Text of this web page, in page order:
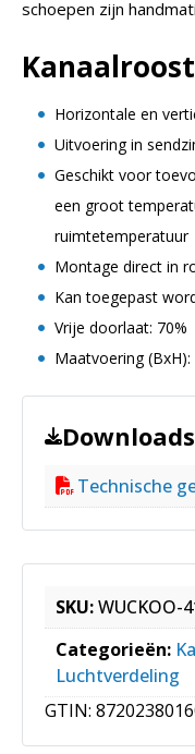
schoepen zijn
Horizontale en
Uitvoering in
Geschikt voor
een groot
ruimtetemperatuur
Montage direct in
Kan toegepast
Vrije doorlaat: 70%
Maatvoering
Downloads
Technische
SKU:WUCKOO-
Categorieën:
Luchtverdeling
GTIN: